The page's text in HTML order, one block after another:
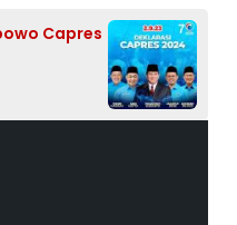
Capres